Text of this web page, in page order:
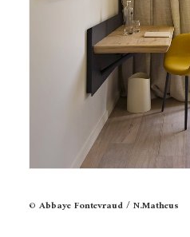
© Abbaye Fontevraud / N.Matheus